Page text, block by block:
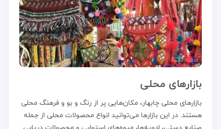
بازارهای محلی
بازارهای محلی چابهار، مکان‌هایی پر از رنگ و بو و فرهنگ محلی
هستند. در این بازارها می‌توانید انواع محصولات محلی از جمله